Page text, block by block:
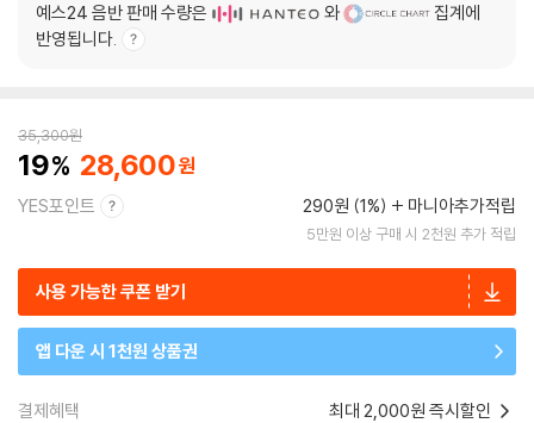
예스24 음반 판매 수량은 와
집계에
반영됩니다.
35,300원
19 28,600
YES포인트 290원 (1%) 마니아추가적립
5만원 이상 구매 시 2천원 추가 적립
사용 가능한 쿠폰 받기
앱 다운 시 1천원 상품권
결제혜택 최대 2,000원 즉시할인